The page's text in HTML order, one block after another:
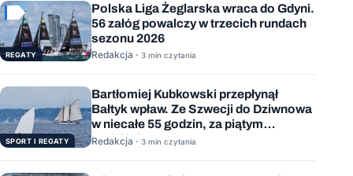
REGATY
Polska Liga Żeglarska wraca do Gdyni.
56 załóg powalczy w trzecich rundach
sezonu 2026
Redakcja · 3 min czytania
SPORT I REGATY
Bartłomiej Kubkowski przepłynął
Bałtyk wpław. Ze Szwecji do Dziwnowa
w niecałe 55 godzin, za piątym
podejściem
Redakcja · 3 min czytania